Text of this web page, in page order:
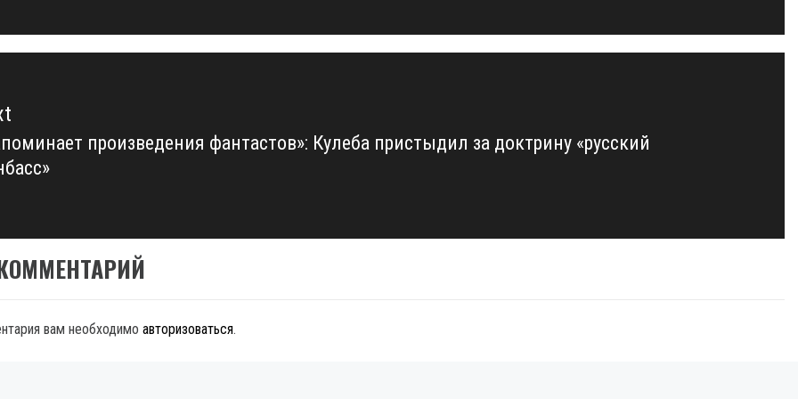
произведения фантастов»: Кулеба пристыдил за доктрину «русский
вам необходимо авторизоваться.